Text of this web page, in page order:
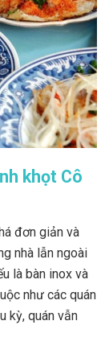
khọt Cô
đơn giản và
nhà lẫn ngoài
là bàn inox và
như các quán
kỳ, quán vẫn